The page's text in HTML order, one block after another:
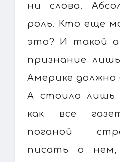
ни слова.
роль. Кто еще
это? И такой
признание
Америке
А стоило лишь
как все
поганой
писать о нем,